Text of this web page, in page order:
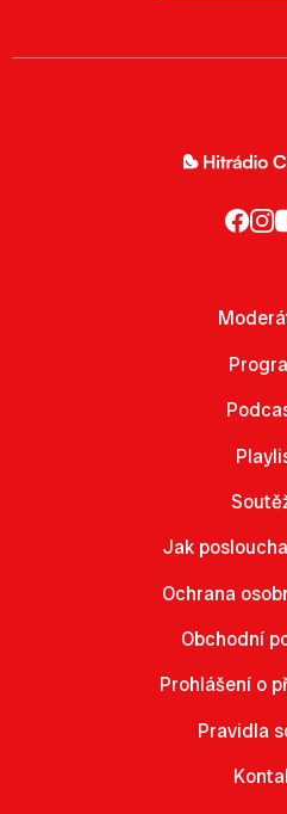
Jak
Ochrana
Obchodní
Prohlášení o
Pravidla